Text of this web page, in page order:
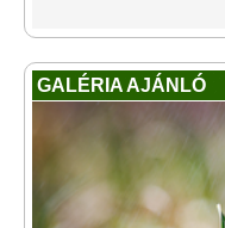
GALÉRIA AJÁNLÓ